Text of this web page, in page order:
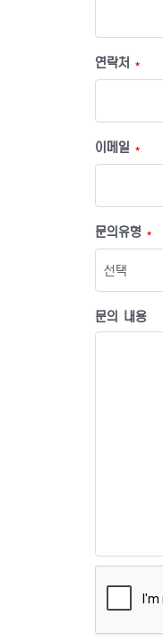
연락처 *
이메일 *
문의유형 *
문의 내용